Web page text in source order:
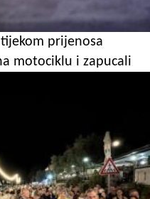
prijenosa
motociklu i zapucali